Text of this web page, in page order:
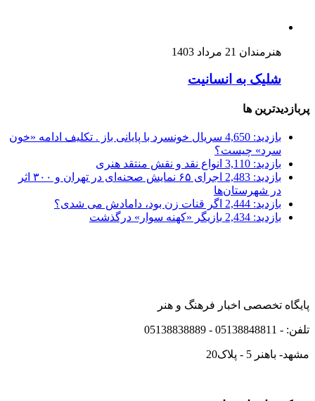
هنرمندان 21 مرداد 1403
شلیک به انسانیت
پربازدیدترین ها
بازدید: 4,650
سریال خونسرد با پایانی باز . تکلیف ادامه «خون
سرد» چیست؟
بازدید: 3,110
انواع نقد و نقش منتقد هنری
بازدید: 2,483
اجرای ۶۵ نمایش صحنه‌ای در تهران و ۳۰۰ اثر
در شهرستان‌ها
بازدید: 2,444
اگر قنات زن بود، دامادش می شدی؟
بازدید: 2,434
بازیگر «کهنه سوار» درگذشت
پایگاه تخصصی اخبار فرهنگ و هنر
تلفن: - 05138848811 - 05138838889
مشهد- باهنر 5 - پلاک20